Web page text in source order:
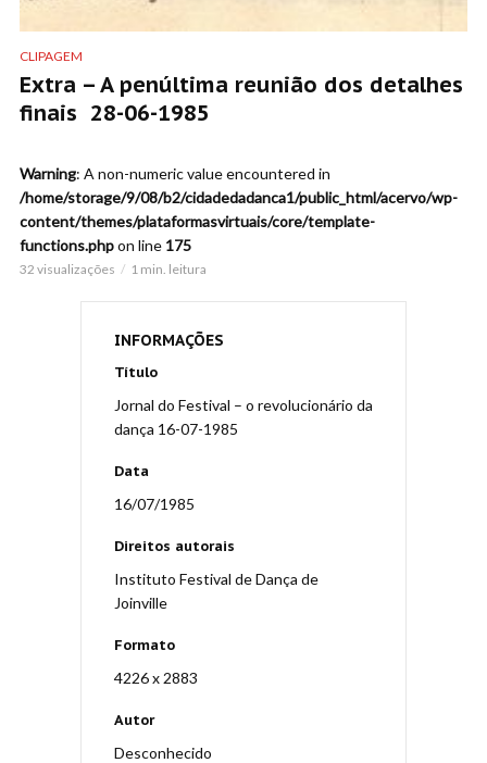
CLIPAGEM
Extra – A penúltima reunião dos detalhes
finais 28-06-1985
Warning: A non-numeric value encountered in
/home/storage/9/08/b2/cidadedadanca1/public_html/acervo/wp-
content/themes/plataformasvirtuais/core/template-
functions.phpon line 175
32 visualizações 1 min. leitura
INFORMAÇÕES
Título
Jornal do Festival – o revolucionário da
dança 16-07-1985
Data
16/07/1985
Direitos autorais
Instituto Festival de Dança de
Joinville
Formato
4226 x 2883
Autor
Desconhecido